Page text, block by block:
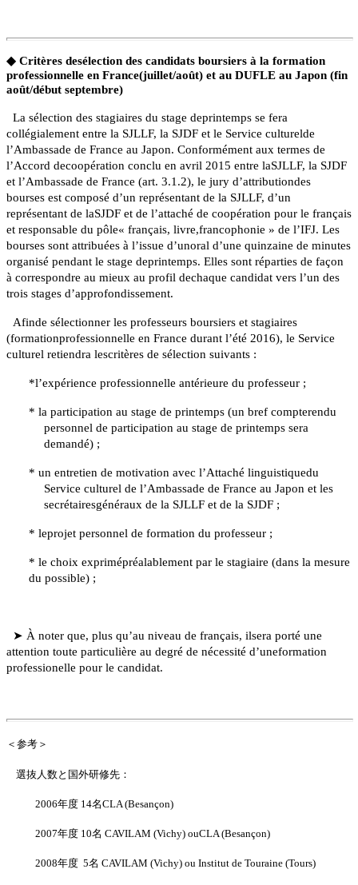
◆ Critères desélection des candidats boursiers à la formation
professionnelle en France(juillet/août) et au DUFLE au Japon (fin
août/début septembre)
La sélection des stagiaires du stage deprintemps se fera
collégialement entre la SJLLF, la SJDF et le Service culturelde
l’Ambassade de France au Japon. Conformément aux termes de
l’Accord decoopération conclu en avril 2015 entre laSJLLF, la SJDF
et l’Ambassade de France (art. 3.1.2), le jury d’attributiondes
bourses est composé d’un représentant de la SJLLF, d’un
représentant de laSJDF et de l’attaché de coopération pour le français
et responsable du pôle« français, livre,francophonie » de l’IFJ. Les
bourses sont attribuées à l’issue d’unoral d’une quinzaine de minutes
organisé pendant le stage deprintemps. Elles sont réparties de façon
à correspondre au mieux au profil dechaque candidat vers l’un des
trois stages d’approfondissement.
Afinde sélectionner les professeurs boursiers et stagiaires
(formationprofessionnelle en France durant l’été 2016), le Service
culturel retiendra lescritères de sélection suivants :
*l’expérience professionnelle antérieure du professeur ;
* la participation au stage de printemps (un bref compterendu
personnel de participation au stage de printemps sera
demandé) ;
* un entretien de motivation avec l’Attaché linguistiquedu
Service culturel de l’Ambassade de France au Japon et les
secrétairesgénéraux de la SJLLF et de la SJDF ;
* leprojet personnel de formation du professeur ;
* le choix exprimépréalablement par le stagiaire (dans la mesure
du possible) ;
➤ À noter que, plus qu’au niveau de français, ilsera porté une
attention toute particulière au degré de nécessité d’uneformation
professionelle pour le candidat.
＜参考＞
選抜人数と国外研修先：
2006年度14名CLA (Besançon)
2007年度10名 CAVILAM (Vichy) ouCLA (Besançon)
2008年度5名 CAVILAM (Vichy) ou Institut de Touraine (Tours)